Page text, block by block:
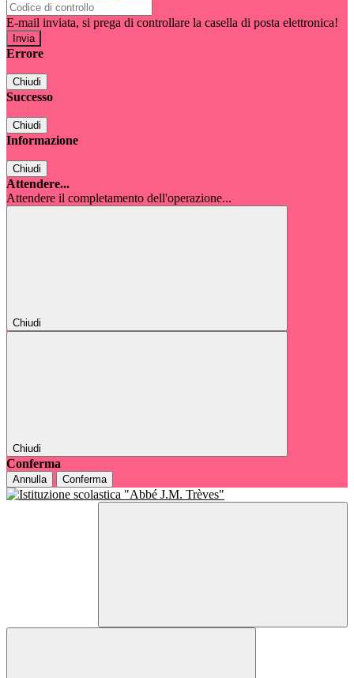
E-mail inviata, si prega di controllare la casella di posta elettronica!
Errore
Chiudi
Successo
Chiudi
Informazione
Chiudi
Attendere...
Attendere il completamento dell'operazione...
Chiudi
Chiudi
Conferma
Annulla Conferma